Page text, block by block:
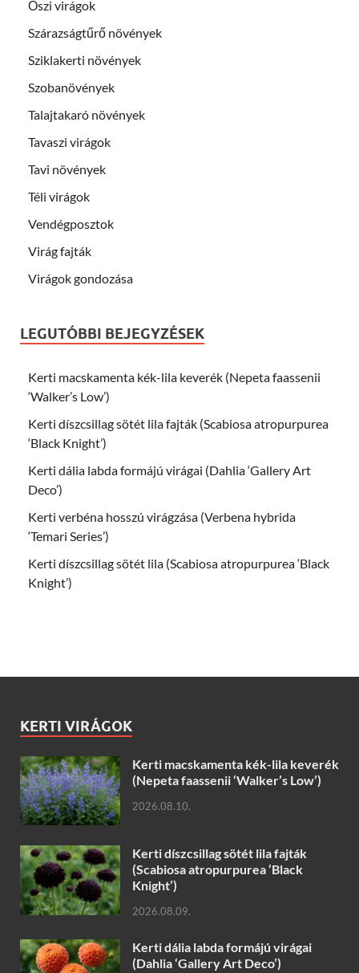
Őszi virágok
Szárazságtűrő növények
Sziklakerti növények
Szobanövények
Talajtakaró növények
Tavaszi virágok
Tavi növények
Téli virágok
Vendégposztok
Virág fajták
Virágok gondozása
LEGUTÓBBI BEJEGYZÉSEK
Kerti macskamenta kék-lila keverék (Nepeta faassenii
‘Walker’s Low’)
Kerti díszcsillag sötét lila fajták (Scabiosa atropurpurea
‘Black Knight’)
Kerti dália labda formájú virágai (Dahlia ‘Gallery Art
Deco’)
Kerti verbéna hosszú virágzása (Verbena hybrida
‘Temari Series’)
Kerti díszcsillag sötét lila (Scabiosa atropurpurea ‘Black
Knight’)
KERTI VIRÁGOK
Kerti macskamenta kék-lila keverék
(Nepeta faassenii ‘Walker’s Low’)
2026.08.10.
Kerti díszcsillag sötét lila fajták
(Scabiosa atropurpurea ‘Black
Knight’)
2026.08.09.
Kerti dália labda formájú virágai
(Dahlia ‘Gallery Art Deco’)